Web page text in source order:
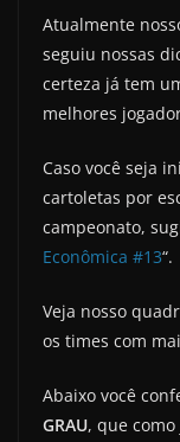
Atualmente
seguiu nossas
certeza já tem
melhores
Caso você seja
cartoletas por
campeonato,
Econômica #13“.
Veja nosso
os times com
Abaixo você
GRAU, que